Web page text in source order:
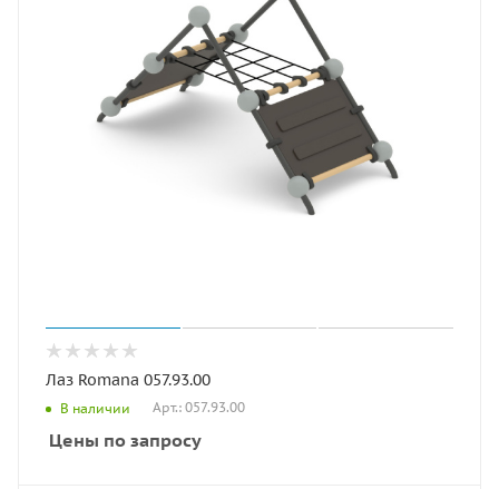
Лаз Romana 057.93.00
В наличии Арт.: 057.93.00
Цены по запросу